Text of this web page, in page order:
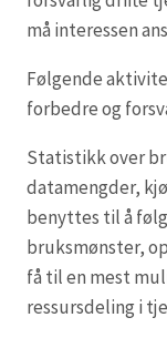
må interessen
Følgende
forbedre og
Statistikk over
datamengder,
benyttes til å
bruksmønster,
få til en mest
ressursdeling i